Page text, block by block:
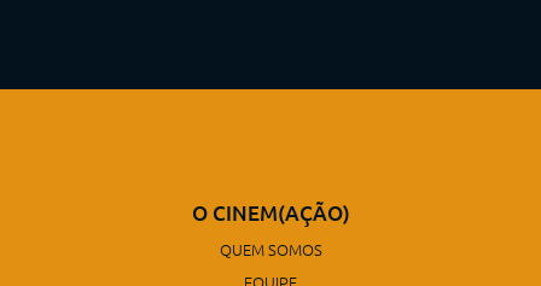
O CINEM(AÇÃO)
QUEM SOMOS